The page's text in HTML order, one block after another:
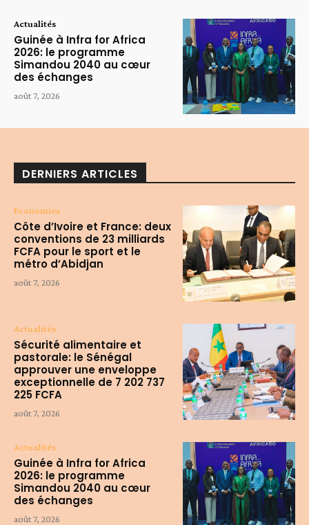
Actualités
Guinée à Infra for Africa
2026: le programme
Simandou 2040 au cœur
des échanges
août 7, 2026
DERNIERS ARTICLES
Economies
Côte d’Ivoire et France: deux
conventions de 23 milliards
FCFA pour le sport et le
métro d’Abidjan
août 7, 2026
Actualités
Sécurité alimentaire et
pastorale: le Sénégal
approuver une enveloppe
exceptionnelle de 7 202 737
225 FCFA
août 7, 2026
Actualités
Guinée à Infra for Africa
2026: le programme
Simandou 2040 au cœur
des échanges
août 7, 2026